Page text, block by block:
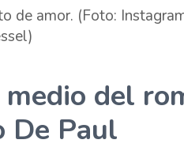
del
De Paul